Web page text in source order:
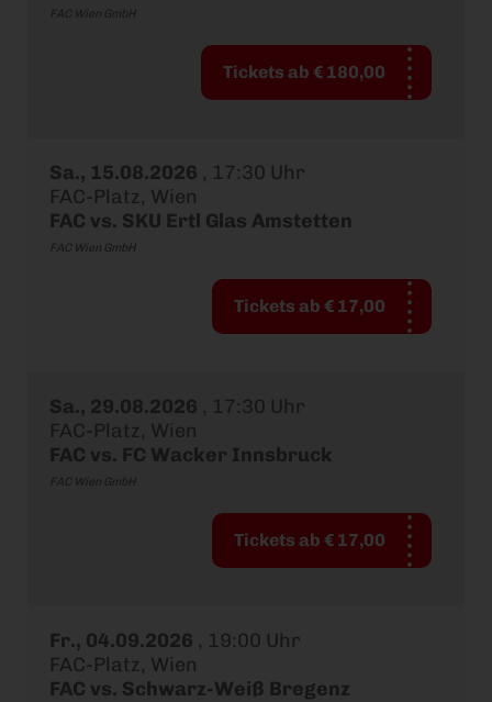
FAC Wien GmbH
Tickets ab € 180,00
Sa., 15.08.2026 , 17:30 Uhr
FAC-Platz, Wien
FAC vs. SKU Ertl Glas Amstetten
FAC Wien GmbH
Tickets ab € 17,00
Sa., 29.08.2026 , 17:30 Uhr
FAC-Platz, Wien
FAC vs. FC Wacker Innsbruck
FAC Wien GmbH
Tickets ab € 17,00
Fr., 04.09.2026 , 19:00 Uhr
FAC-Platz, Wien
FAC vs. Schwarz-Weiß Bregenz